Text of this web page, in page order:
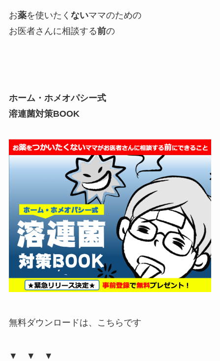
お薬を使いたく ないママのための
お医者さんに相談する前の
ホーム・ホメオパシー式
溶連菌対策BOOK
無料ダウンロードは、こちらです
▼ ▼ ▼